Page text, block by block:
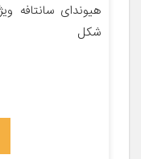
هیوندای سانتافه
شکل